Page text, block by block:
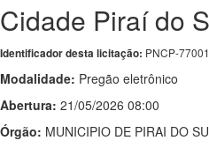
Cidade Piraí do
Identificador desta licitação: PNCP-
Modalidade: Pregão eletrônico
Abertura: 21/05/2026 08:00
Órgão: MUNICIPIO DE PIRAI DO